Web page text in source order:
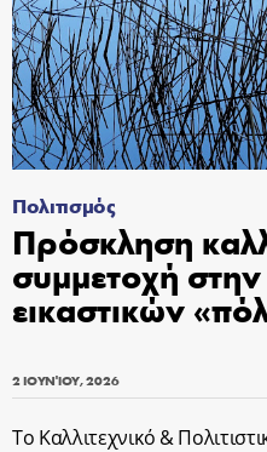
Πολιτισμός
Πρόσκληση
συμμετοχή
εικαστικών
2 ΙΟΥΝΊΟΥ, 2026
Το Καλλιτεχνικό &